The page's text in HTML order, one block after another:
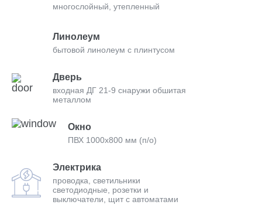
многослойный, утепленный
Линолеум
бытовой линолеум с плинтусом
Дверь
входная ДГ 21-9 снаружи обшитая
металлом
Окно
ПВХ 1000х800 мм (п/о)
Электрика
проводка, светильники
светодиодные, розетки и
выключатели, щит с автоматами